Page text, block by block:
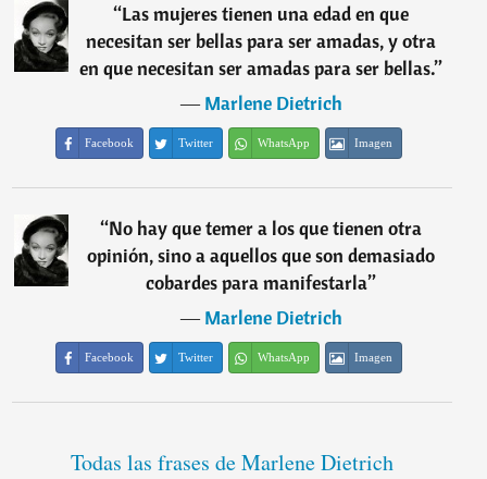
“Las mujeres tienen una edad en que
necesitan ser bellas para ser amadas, y otra
en que necesitan ser amadas para ser bellas.”
―Marlene Dietrich
Facebook Twitter WhatsApp Imagen
“No hay que temer a los que tienen otra
opinión, sino a aquellos que son demasiado
cobardes para manifestarla”
―Marlene Dietrich
Facebook Twitter WhatsApp Imagen
Todas las frases de Marlene Dietrich